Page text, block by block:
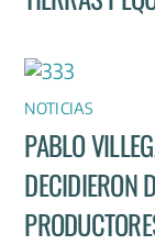
NOTICIAS
PABLO
DECIDIERON